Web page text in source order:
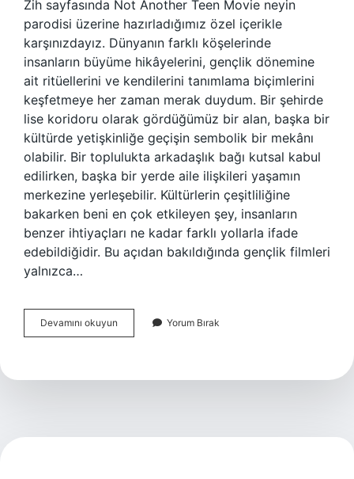
Zih sayfasında Not Another Teen Movie neyin
parodisi üzerine hazırladığımız özel içerikle
karşınızdayız. Dünyanın farklı köşelerinde
insanların büyüme hikâyelerini, gençlik dönemine
ait ritüellerini ve kendilerini tanımlama biçimlerini
keşfetmeye her zaman merak duydum. Bir şehirde
lise koridoru olarak gördüğümüz bir alan, başka bir
kültürde yetişkinliğe geçişin sembolik bir mekânı
olabilir. Bir toplulukta arkadaşlık bağı kutsal kabul
edilirken, başka bir yerde aile ilişkileri yaşamın
merkezine yerleşebilir. Kültürlerin çeşitliliğine
bakarken beni en çok etkileyen şey, insanların
benzer ihtiyaçları ne kadar farklı yollarla ifade
edebildiğidir. Bu açıdan bakıldığında gençlik filmleri
yalnızca…
Devamını okuyun
Another
neyin
Yorum Bırak